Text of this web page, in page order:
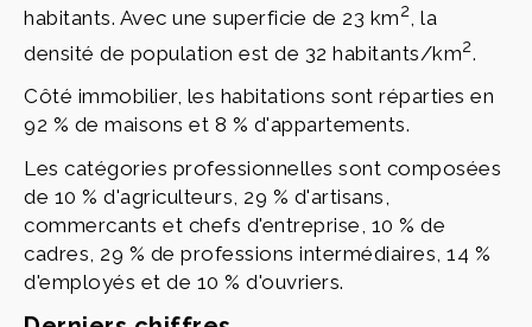
habitants. Avec une superficie de 23 km2
, la
densité de population est de 32 habitants/km2.
Côté immobilier, les habitations sont réparties en
92 % de maisons et 8 % d'appartements.
Les catégories professionnelles sont composées
de 10 % d'agriculteurs, 29 % d'artisans,
commercants et chefs d'entreprise, 10 % de
cadres, 29 % de professions intermédiaires, 14 %
d'employés et de 10 % d'ouvriers.